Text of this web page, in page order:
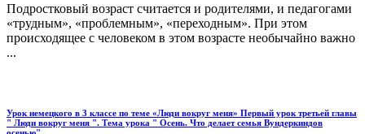
Подростковый возраст считается и родителями, и педагогами
«трудным», «проблемным», «переходным». При этом
происходящее с человеком в этом возрасте необычайно важно
...
Урок немецкого в 3 классе по теме «Люди вокруг меня» Первый урок третьей главы
" Люди вокруг меня ". Тема урока " Осень. Что делает семья Вундеркиндов